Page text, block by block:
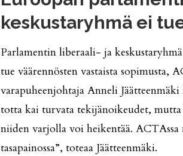
keskustaryhmä ei
Parlamentin liberaali- ja
tue väärennösten vastaista sopimusta,
varapuheenjohtaja Anneli
totta kai turvata tekijänoikeudet, mutta
niiden varjolla voi heikentää. ACTAssa
tasapainossa”, toteaa Jäätteenmäki.